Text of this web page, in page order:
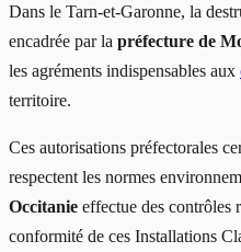
Dans le Tarn-et-Garonne, la
encadrée par la préfecture de
les agréments indispensables aux
territoire.
Ces autorisations préfectorales
respectent les normes
Occitanie effectue des contrôles
conformité de ces Installations